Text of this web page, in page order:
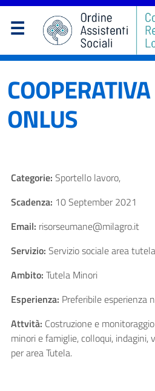
ONLUS
Categorie: Sportello lavoro,
Scadenza: 10 September 2021
Email: risorseumane@milagro.it
Servizio: Servizio sociale area
Ambito: Tutela Minori
Esperienza: Preferibile esperienza
Attvità: Costruzione e
minori e famiglie, colloqui, indagini,
per area Tutela.